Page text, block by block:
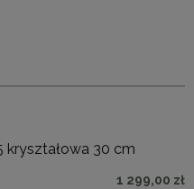
kryształowa 30 cm
1 299,00 zł